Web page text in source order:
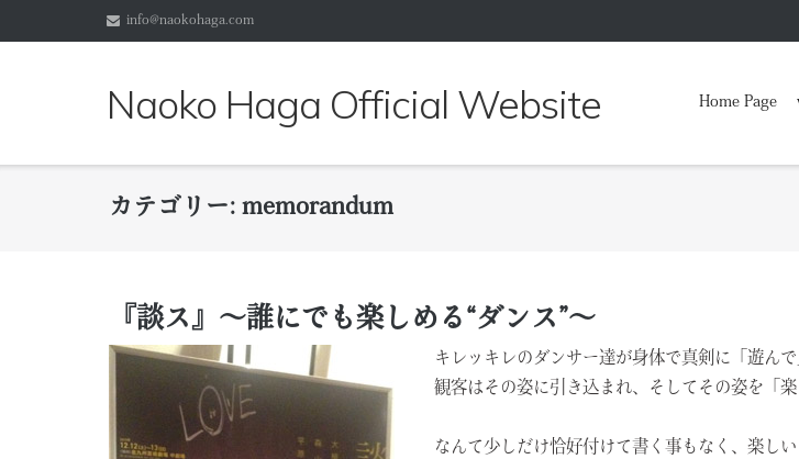
ン
ス
info@naokohaga.com
Naoko Haga Official Website Home Page
カテゴリー:memorandum
『談ス』～誰にでも楽しめる“ダンス”～
キレッキレのダンサー達が身体で真剣に「遊んで
観客はその姿に引き込まれ、そしてその姿を「楽
なんて少しだけ恰好付けて書く事もなく、楽し